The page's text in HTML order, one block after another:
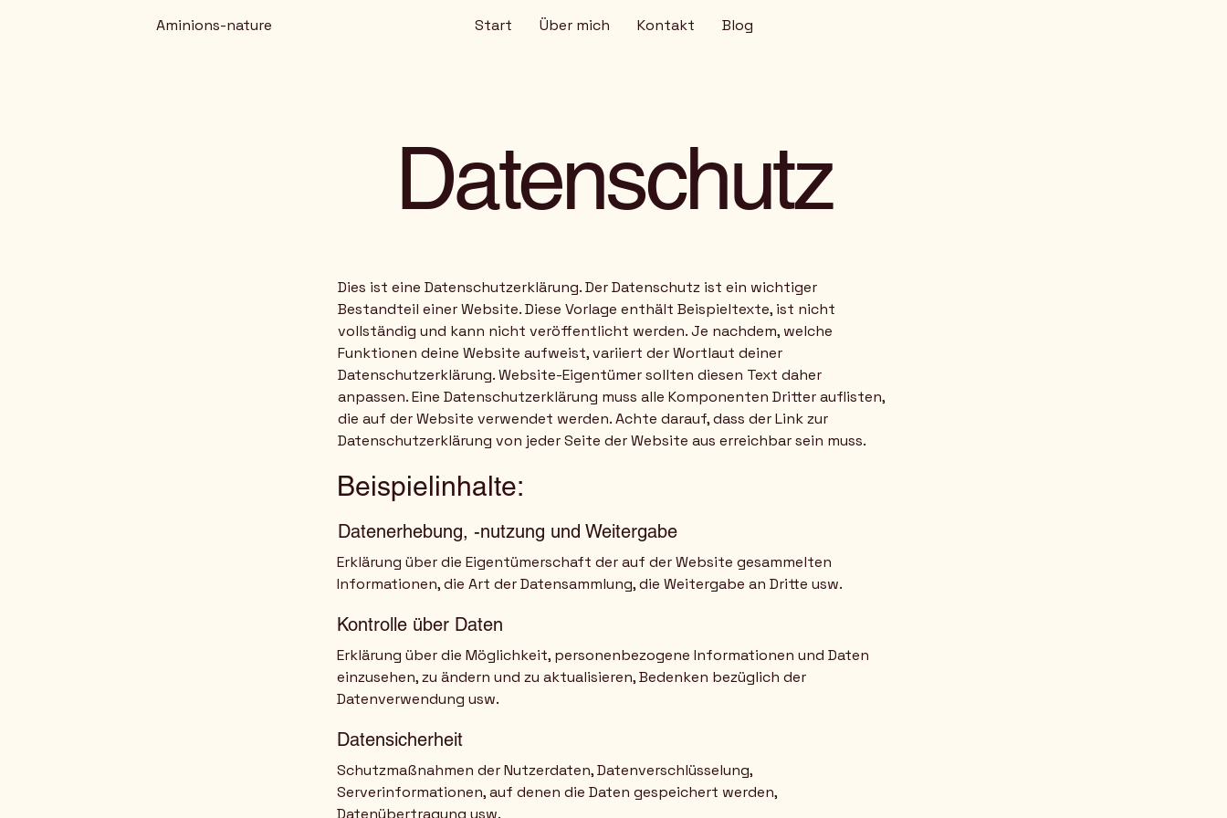
Aminions-nature Start Über mich Kontakt Blog
Datenschutz
Dies ist eine Datenschutzerklärung. Der Datenschutz ist ein wichtiger
Bestandteil einer Website. Diese Vorlage enthält Beispieltexte, ist nicht
vollständig und kann nicht veröffentlicht werden. Je nachdem, welche
Funktionen deine Website aufweist, variiert der Wortlaut deiner
Datenschutzerklärung. Website-Eigentümer sollten diesen Text daher
anpassen. Eine Datenschutzerklärung muss alle Komponenten Dritter auflisten,
die auf der Website verwendet werden. Achte darauf, dass der Link zur
Datenschutzerklärung von jeder Seite der Website aus erreichbar sein muss.
Beispielinhalte:
Datenerhebung, -nutzung und Weitergabe
Erklärung über die Eigentümerschaft der auf der Website gesammelten
Informationen, die Art der Datensammlung, die Weitergabe an Dritte usw.
Kontrolle über Daten
Erklärung über die Möglichkeit, personenbezogene Informationen und Daten
einzusehen, zu ändern und zu aktualisieren, Bedenken bezüglich der
Datenverwendung usw.
Datensicherheit
Schutzmaßnahmen der Nutzerdaten, Datenverschlüsselung,
Serverinformationen, auf denen die Daten gespeichert werden,
Datenübertragung usw.